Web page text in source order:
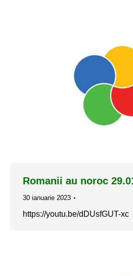
Romanii au noroc
30 ianuarie 2023
https://youtu.be/dDUsfGUT-xc